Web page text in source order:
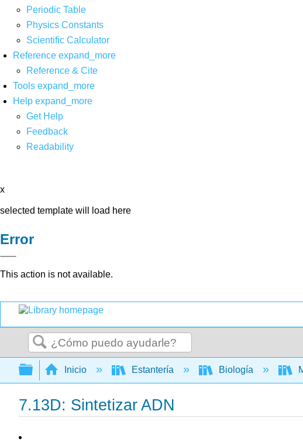
Periodic Table
Physics Constants
Scientific Calculator
Reference expand_more
Reference & Cite
Tools expand_more
Help expand_more
Get Help
Feedback
Readability
x
selected template will load here
Error
This action is not available.
Buscar
Expandir/contraer jerarquía global
Inicio Estantería Biología
7.13D: Sintetizar ADN